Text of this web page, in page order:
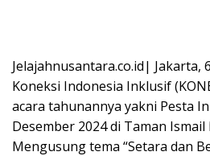
Jelajahnusantara.co.id| Jakarta,
Koneksi Indonesia Inklusif
acara tahunannya yakni Pesta
Desember 2024 di Taman
Mengusung tema “Setara dan